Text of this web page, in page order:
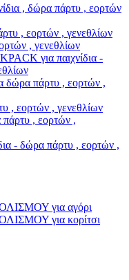
, δώρα πάρτυ , εορτών
, εορτών , γενεθλίων
, γενεθλίων
για παιχνίδια -
πάρτυ , εορτών ,
εορτών , γενεθλίων
, εορτών ,
- δώρα πάρτυ , εορτών ,
για αγόρι
για κορίτσι